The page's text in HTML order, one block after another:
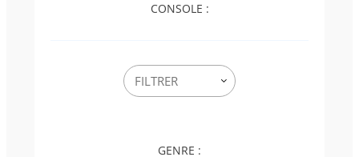
CONSOLE :
GENRE :